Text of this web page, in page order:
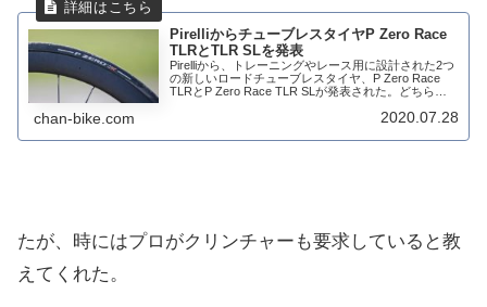
PirelliからチューブレスタイヤP Zero Race
TLRとTLR SLを発表
Pirelliから、トレーニングやレース用に設計された2つ
の新しいロードチューブレスタイヤ、P Zero Race
TLRとP Zero Race TLR SLが発表された。どちらも
chan-bike.com 2020.07.28
たが、時にはプロがクリンチャーも要求していると教
えてくれた。